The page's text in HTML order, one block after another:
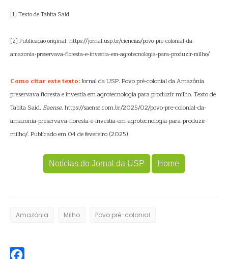
[1] Texto de Tabita Said
[2] Publicação original: https://jornal.usp.br/ciencias/povo-pre-colonial-da-
amazonia-preservava-floresta-e-investia-em-agrotecnologia-para-produzir-milho/
Como citar este texto:Jornal da USP. Povo pré-colonial da Amazônia
preservava floresta e investia em agrotecnologia para produzir milho. Texto de
Tabita Said. Saense. https://saense.com.br/2025/02/povo-pre-colonial-da-
amazonia-preservava-floresta-e-investia-em-agrotecnologia-para-produzir-
milho/. Publicado em 04 de fevereiro (2025).
Notícias do Jornal da USP Home
Amazônia Milho Povo pré-colonial